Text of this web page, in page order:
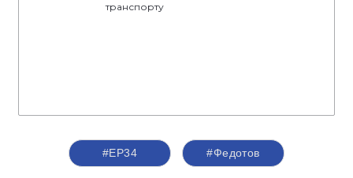
транспорту
#ЕР34 #Федотов